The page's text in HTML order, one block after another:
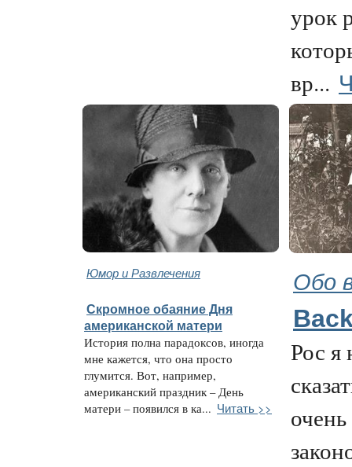
урок
вр...
Юмор и Развлечения Обо
Скромное обаяние Дня
американской матери
История полна парадоксов, иногда
мне кажется, что она просто
глумится. Вот, например,
американский праздник – День
матери – появился в ка... Читать >>
Рос я
очень